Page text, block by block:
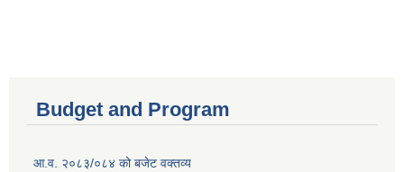
Budget and Program
आ.व. २०८३/०८४ को बजेट वक्तव्य